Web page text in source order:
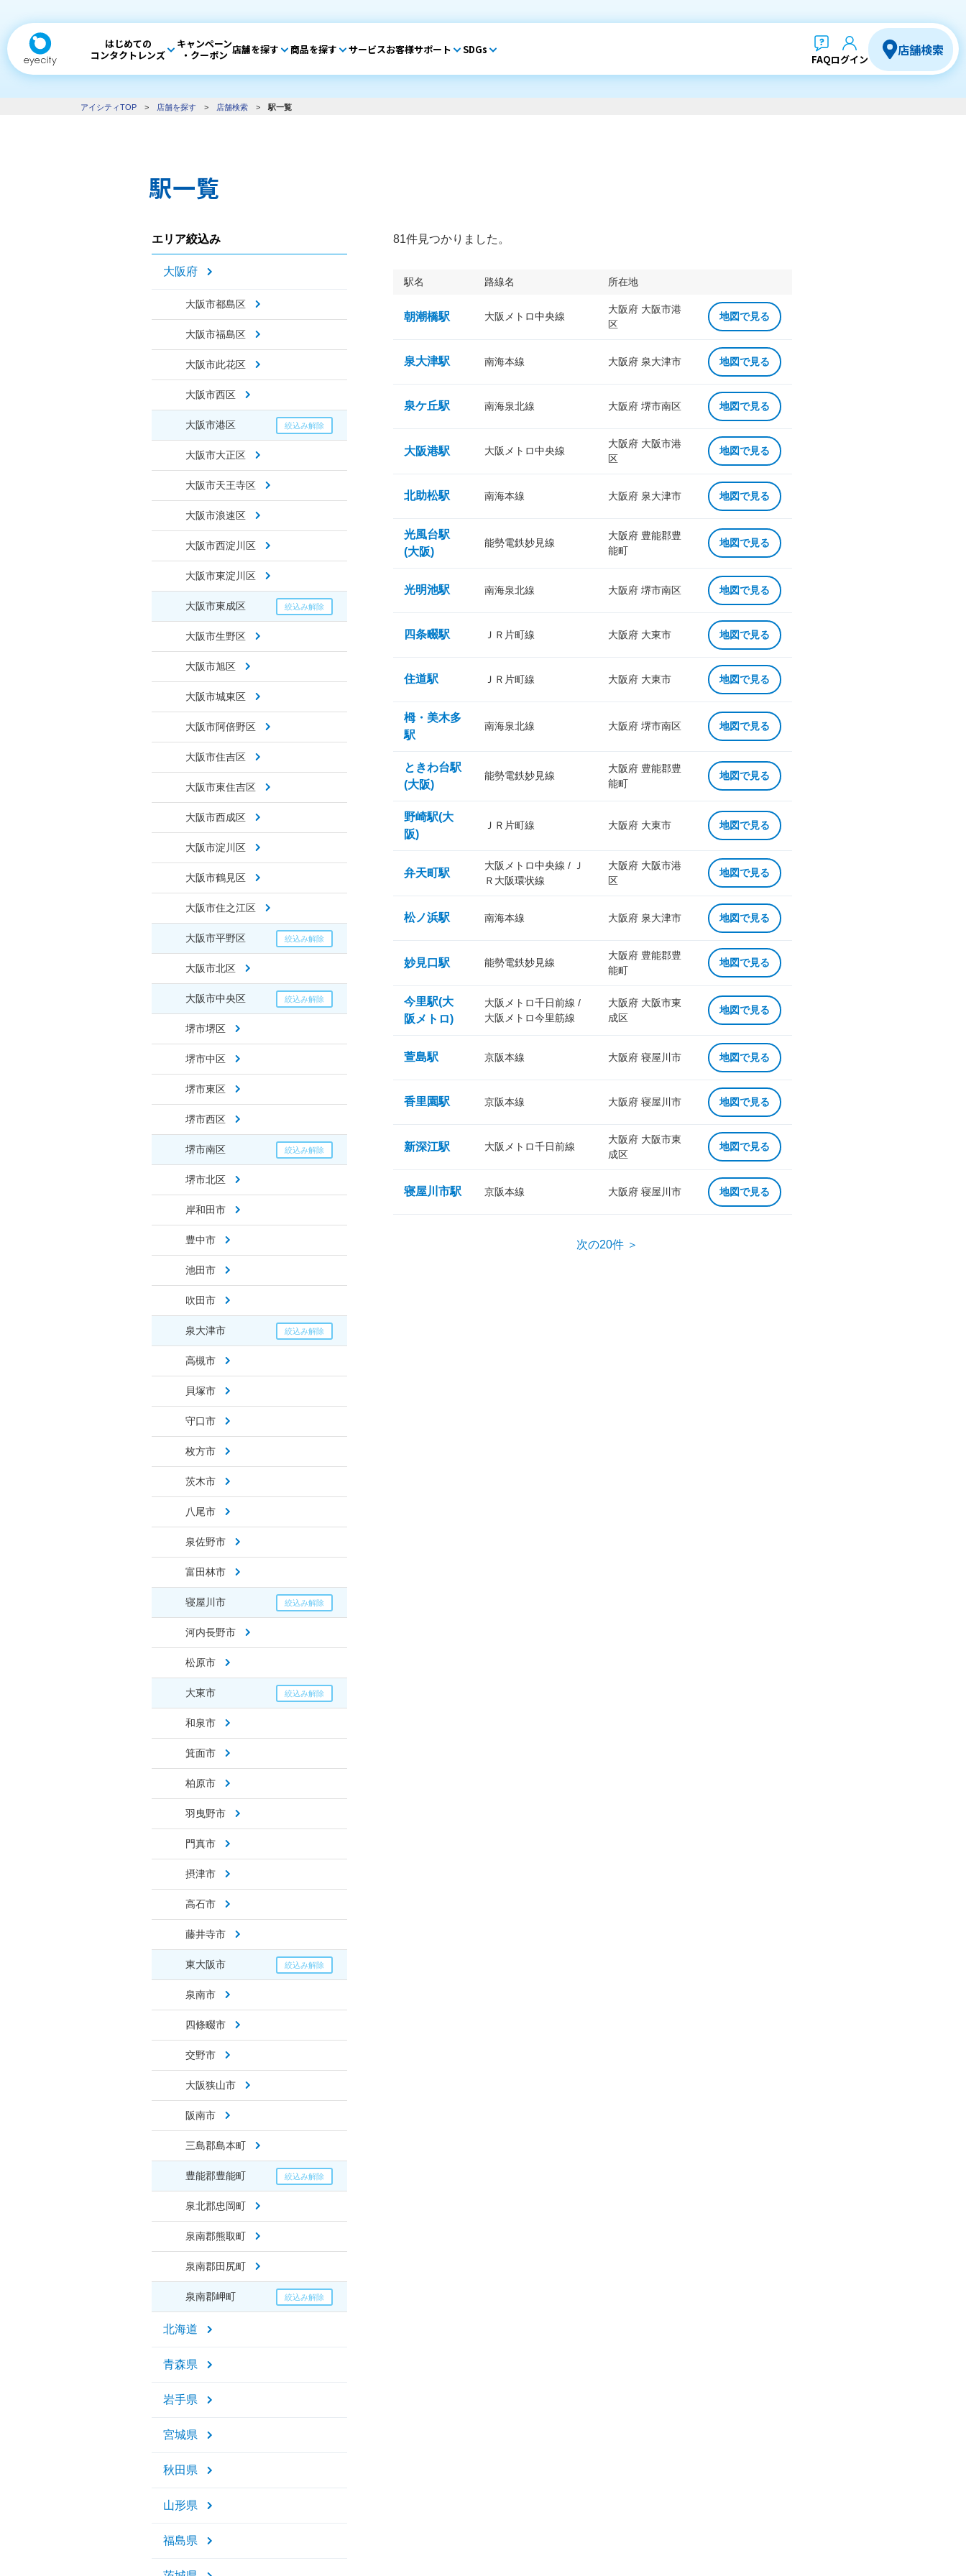
はじめての
コンタクトレンズ
キャンペーン
・クーポン 店舗を探す 商品を探す サービスお客様サポート SDGs
FAQログイン
店舗検索
アイシティTOP > 店舗を探す > 店舗検索 > 駅一覧
駅一覧
エリア絞込み
大阪府
大阪市都島区
大阪市福島区
大阪市此花区
大阪市西区
大阪市港区
大阪市大正区
大阪市天王寺区
大阪市浪速区
大阪市西淀川区
大阪市東淀川区
大阪市東成区
大阪市生野区
大阪市旭区
大阪市城東区
大阪市阿倍野区
大阪市住吉区
大阪市東住吉区
大阪市西成区
大阪市淀川区
大阪市鶴見区
大阪市住之江区
大阪市平野区
大阪市北区
大阪市中央区
堺市堺区
堺市中区
堺市東区
堺市西区
堺市南区
堺市北区
岸和田市
豊中市
池田市
吹田市
泉大津市
高槻市
貝塚市
守口市
枚方市
茨木市
八尾市
泉佐野市
富田林市
寝屋川市
河内長野市
松原市
大東市
和泉市
箕面市
柏原市
羽曳野市
門真市
摂津市
高石市
藤井寺市
東大阪市
泉南市
四條畷市
交野市
大阪狭山市
阪南市
三島郡島本町
豊能郡豊能町
泉北郡忠岡町
泉南郡熊取町
泉南郡田尻町
泉南郡岬町
北海道
青森県
岩手県
宮城県
秋田県
山形県
福島県
81件見つかりました。
駅名 路線名 所在地
朝潮橋駅 大阪メトロ中央線
大阪府 大阪市港
区
地図で見る
泉大津駅 南海本線 大阪府 泉大津市 地図で見る
泉ケ丘駅 南海泉北線 大阪府 堺市南区 地図で見る
大阪港駅 大阪メトロ中央線
大阪府 大阪市港
区
地図で見る
北助松駅 南海本線 大阪府 泉大津市 地図で見る
光風台駅
(大阪)
能勢電鉄妙見線
大阪府 豊能郡豊
能町
地図で見る
光明池駅 南海泉北線 大阪府 堺市南区 地図で見る
四条畷駅 ＪＲ片町線 大阪府 大東市 地図で見る
住道駅 ＪＲ片町線 大阪府 大東市 地図で見る
栂・美木多
駅
南海泉北線 大阪府 堺市南区 地図で見る
ときわ台駅
(大阪)
能勢電鉄妙見線
大阪府 豊能郡豊
能町
地図で見る
野崎駅(大
阪)
ＪＲ片町線 大阪府 大東市 地図で見る
弁天町駅
大阪メトロ中央線 / Ｊ
Ｒ大阪環状線
大阪府 大阪市港
区
地図で見る
松ノ浜駅 南海本線 大阪府 泉大津市 地図で見る
妙見口駅 能勢電鉄妙見線
大阪府 豊能郡豊
能町
地図で見る
今里駅(大
阪メトロ)
大阪メトロ千日前線 /
大阪メトロ今里筋線
大阪府 大阪市東
成区
地図で見る
萱島駅 京阪本線 大阪府 寝屋川市 地図で見る
香里園駅 京阪本線 大阪府 寝屋川市 地図で見る
新深江駅 大阪メトロ千日前線
大阪府 大阪市東
成区
地図で見る
寝屋川市駅 京阪本線 大阪府 寝屋川市 地図で見る
次の20件 ＞